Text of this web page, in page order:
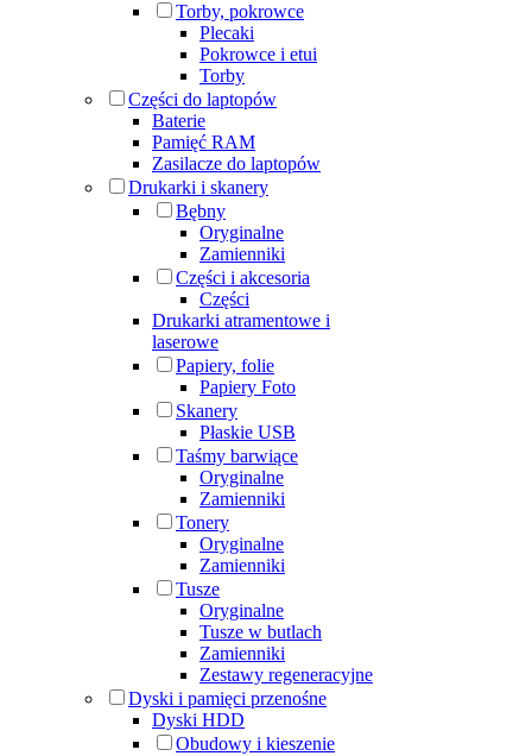
Torby, pokrowce
Plecaki
Pokrowce i etui
Torby
Części do laptopów
Baterie
Pamięć RAM
Zasilacze do laptopów
Drukarki i skanery
Bębny
Oryginalne
Zamienniki
Części i akcesoria
Części
Drukarki atramentowe i
laserowe
Papiery, folie
Papiery Foto
Skanery
Płaskie USB
Taśmy barwiące
Oryginalne
Zamienniki
Tonery
Oryginalne
Zamienniki
Tusze
Oryginalne
Tusze w butlach
Zamienniki
Zestawy regeneracyjne
Dyski i pamięci przenośne
Dyski HDD
Obudowy i kieszenie